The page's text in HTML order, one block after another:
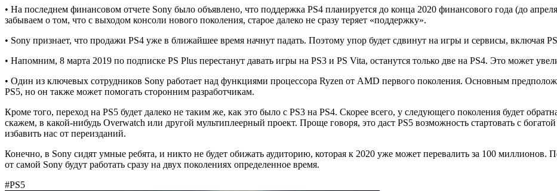
• На последнем финансовом отчете Sony было объявлено, что поддержка PS4 планируется до конца 2020 финансового года (до
забываем о том, что с выходом консоли нового поколения, старое далеко не сразу теряет «поддержку».
• Sony признает, что продажи PS4 уже в ближайшее время начнут падать. Поэтому упор будет сдвинут на игры и сервисы, включая
• Напомним, 8 марта 2019 по подписке PS Plus перестанут давать игры на PS3 и PS Vita, останутся только две на PS4. Это может
• Один из ключевых сотрудников Sony работает над функциями процессора Ryzen от AMD первого поколения. Основным
PS5, но он также может помогать сторонним разработчикам.
Кроме того, переход на PS5 будет далеко не таким же, как это было с PS3 на PS4. Скорее всего, у следующего поколения будет
скажем, в какой-нибудь Overwatch или другой мультиплеерный проект. Проще говоря, это даст PS5 возможность стартовать с
избавить нас от переизданий.
Конечно, в Sony сидят умные ребята, и никто не будет обижать аудиторию, которая к 2020 уже может перевалить за 100 миллионов.
от самой Sony будут работать сразу на двух поколениях определенное время.
#PS5